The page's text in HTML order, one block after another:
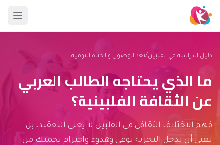
دليل الدراسة في الفلبين/بعد الوصول والحياة اليومية
ما الذي يحتاجه الطالب العربي
عن الثقافة الفلبينية؟
فهم الاختلاف الثقافي في الفلبين لا يعني التعقيد، بل
يعني أن تدخل التجربة بوعي وهدوء واحترام يحميك من